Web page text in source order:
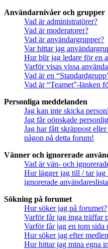
Användarnivåer och grupper
Vad är administratörer?
Vad är moderatorer?
Vad är användargrupper?
Var hittar jag
Hur blir jag ledare för en
Varför visas vissa
Vad är en
Vad är “Teamet”-länken
Personliga meddelanden
Jag kan inte skicka
Jag får oönskade
Jag har fått skräppost
någon på detta forum!
Vänner och ignorerade
Vad är vän- och
Hur lägger jag till / tar jag
ignorerade
Sökning på forumet
Hur söker jag på forumet?
Varför får jag inga träffar
Varför får jag en tom sida
Hur söker jag efter
Hur hittar jag mina egna